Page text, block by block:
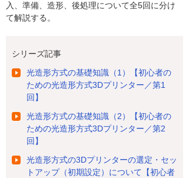
入、準備、造形、後処理について全5回に分け
て解説する。
シリーズ記事
光造形方式の基礎知識（1）【初心者の
ための光造形方式3Dプリンター／第1
回】
光造形方式の基礎知識（2）【初心者の
ための光造形方式3Dプリンター／第2
回】
光造形方式の3Dプリンターの選定・セッ
トアップ（初期設定）について【初心者